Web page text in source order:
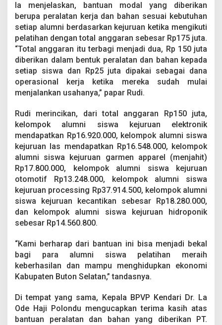
a
t
h
a
n
M
T
U
B
P
P
K
e
n
d
i
Ia menjelaskan, bantuan modal yang diberikan
berupa peralatan kerja dan bahan sesuai kebutuhan
setiap alumni berdasarkan kejuruan ketika mengikuti
pelatihan dengan total anggaran sebesar Rp175 juta.
“Total anggaran itu terbagi menjadi dua, Rp 150 juta
diberikan dalam bentuk peralatan dan bahan kepada
setiap siswa dan Rp25 juta dipakai sebagai dana
operasional kerja ketika mereka sudah mulai
menjalankan usahanya,” papar Rudi.
Rudi merincikan, dari total anggaran Rp150 juta,
kelompok alumni siswa kejuruan elektronik
mendapatkan Rp16.920.000, kelompok alumni siswa
kejuruan las mendapatkan Rp16.548.000, kelompok
alumni siswa kejuruan garmen apparel (menjahit)
Rp17.800.000, kelompok alumni siswa kejuruan
otomotif Rp13.248.000, kelompok alumni siswa
kejuruan processing Rp37.914.500, kelompok alumni
siswa kejuruan kecantikan sebesar Rp18.280.000,
dan kelompok alumni siswa kejuruan hidroponik
sebesar Rp14.560.800.
“Kami berharap dari bantuan ini bisa menjadi bekal
bagi para alumni siswa pelatihan meraih
keberhasilan dan mampu menghidupkan ekonomi
Kabupaten Buton Selatan,” tandasnya.
Di tempat yang sama, Kepala BPVP Kendari Dr. La
Ode Haji Polondu mengucapkan terima kasih atas
bantuan peralatan dan bahan yang diberikan PT.